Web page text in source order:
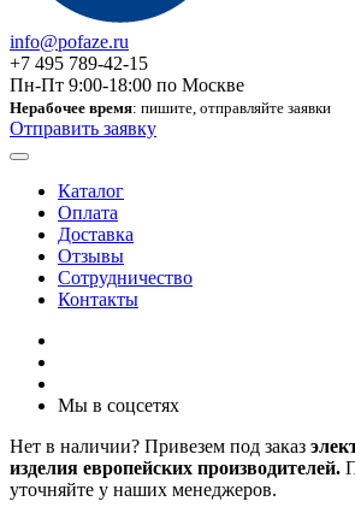
info@pofaze.ru
+7 495 789-42-15
Пн-Пт 9:00-18:00 по Москве
Нерабочее время: пишите, отправляйте заявки
Отправить заявку
Каталог
Оплата
Доставка
Отзывы
Сотрудничество
Контакты
Мы в соцсетях
Нет в наличии? Привезем под заказ
изделия европейских производителей.
уточняйте у наших менеджеров.